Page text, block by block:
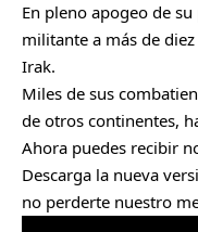
En pleno apogeo de
militante a más de
Irak.
Miles de sus
de otros continentes,
Ahora puedes recibir
Descarga la nueva
no perderte nuestro